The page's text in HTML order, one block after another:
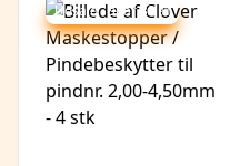
Udsalg - spar 32 %